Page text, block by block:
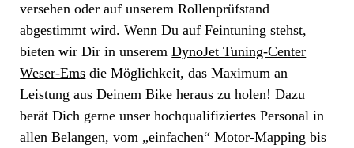
versehen oder auf unserem Rollenprüfstand
abgestimmt wird. Wenn Du auf Feintuning stehst,
bieten wir Dir in unseremDynoJet Tuning-Center
Weser-Ems die Möglichkeit, das Maximum an
Leistung aus Deinem Bike heraus zu holen! Dazu
berät Dich gerne unser hochqualifiziertes Personal in
allen Belangen, vom „einfachen“ Motor-Mapping bis